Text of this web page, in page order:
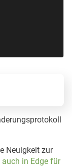
Neuigkeit zur
in Edge für